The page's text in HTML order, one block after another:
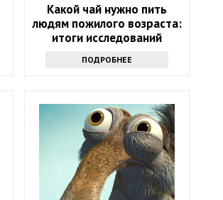
Какой чай нужно пить
людям пожилого возраста:
итоги исследований
ПОДРОБНЕЕ